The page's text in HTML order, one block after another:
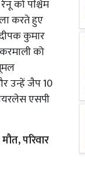
को पश्चिम
करते हुए
कुमार
को
उन्हें जैप 10
एसपी
परिवार